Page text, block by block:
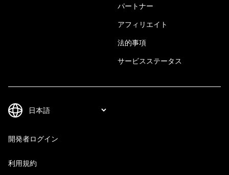
パートナー
アフィリエイト
法的事項
サービスステータス
開発者ログイン
利用規約